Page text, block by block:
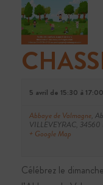
5 avril de 15:30 à 17:00
Abbaye de Valmagne
VILLEVEYRAC 34560
+ Google Map
Célébrez le